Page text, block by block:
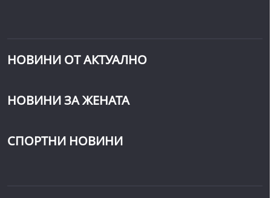
НОВИНИ ОТ АКТУАЛНО
НОВИНИ ЗА ЖЕНАТА
СПОРТНИ НОВИНИ